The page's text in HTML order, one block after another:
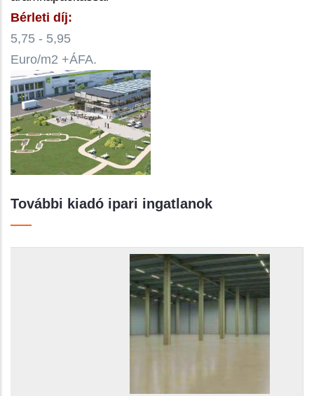
Bérleti díj:
5,75 - 5,95
Euro/m2 +ÁFA.
További kiadó ipari ingatlanok